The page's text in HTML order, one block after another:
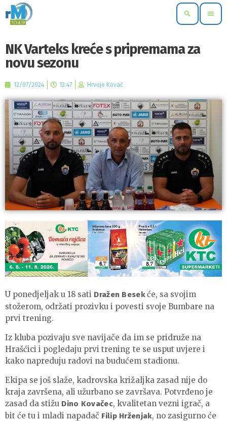
search menu
NK Varteks kreće s pripremama za
novu sezonu
12/07/2024 13:47 Hrvoje Kovač
U ponedjeljak u 18 sati Dražen Besekće, sa svojim
stožerom, održati prozivku i povesti svoje Bumbare na
prvi trening.
Iz kluba pozivaju sve navijače da im se pridruže na
Hrašćici i pogledaju prvi trening te se usput uvjere i
kako napreduju radovi na budućem stadionu.
Ekipa se još slaže, kadrovska križaljka zasad nije do
kraja završena, ali užurbano se završava. Potvrđeno je
zasad da stižu Dino Kovačec, kvalitetan vezni igrač, a
bit će tu i mladi napadač Filip Hrženjak, no zasigurno će